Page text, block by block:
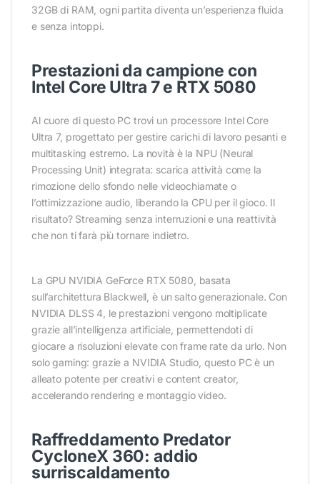
32GB di RAM, ogni partita diventa un’esperienza fluida
e senza intoppi.
Prestazioni da campione con
Intel Core Ultra 7 e RTX 5080
Al cuore di questo PC trovi un processore Intel Core
Ultra 7, progettato per gestire carichi di lavoro pesanti e
multitasking estremo. La novità è la NPU (Neural
Processing Unit) integrata: scarica attività come la
rimozione dello sfondo nelle videochiamate o
l’ottimizzazione audio, liberando la CPU per il gioco. Il
risultato? Streaming senza interruzioni e una reattività
che non ti farà più tornare indietro.
La GPU NVIDIA GeForce RTX 5080, basata
sull’architettura Blackwell, è un salto generazionale. Con
NVIDIA DLSS 4, le prestazioni vengono moltiplicate
grazie all’intelligenza artificiale, permettendoti di
giocare a risoluzioni elevate con frame rate da urlo. Non
solo gaming: grazie a NVIDIA Studio, questo PC è un
alleato potente per creativi e content creator,
accelerando rendering e montaggio video.
Raffreddamento Predator
CycloneX 360: addio
surriscaldamento